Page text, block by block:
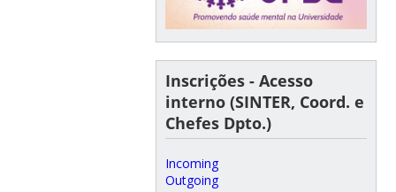
Inscrições - Acesso
interno (SINTER, Coord. e
Chefes Dpto.)
Incoming
Outgoing